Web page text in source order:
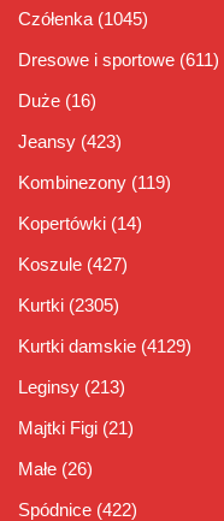
Czółenka (1045)
Dresowe i sportowe (611)
Duże (16)
Jeansy (423)
Kombinezony (119)
Kopertówki (14)
Koszule (427)
Kurtki (2305)
Kurtki damskie (4129)
Leginsy (213)
Majtki Figi (21)
Małe (26)
Spódnice (422)